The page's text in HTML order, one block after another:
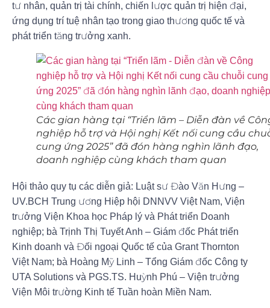
tư nhân, quản trị tài chính, chiến lược quản trị hiện đại,
ứng dụng trí tuệ nhân tạo trong giao thương quốc tế và
phát triển tăng trưởng xanh.
Các gian hàng tại “Triển lãm – Diễn đàn về
nghiệp hỗ trợ và Hội nghị Kết nối cung cầu
cung ứng 2025” đã đón hàng nghìn lãnh đạo,
doanh nghiệp cùng khách tham quan
Hội thảo quy tụ các diễn giả: Luật sư Đào Văn Hưng –
UV.BCH Trung ương Hiệp hội DNNVV Việt Nam, Viện
trưởng Viện Khoa học Pháp lý và Phát triển Doanh
nghiệp; bà Trịnh Thị Tuyết Anh – Giám đốc Phát triển
Kinh doanh và Đối ngoại Quốc tế của Grant Thornton
Việt Nam; bà Hoàng Mỹ Linh – Tổng Giám đốc Công ty
UTA Solutions và PGS.TS. Huỳnh Phú – Viện trưởng
Viện Môi trường Kinh tế Tuần hoàn Miền Nam.